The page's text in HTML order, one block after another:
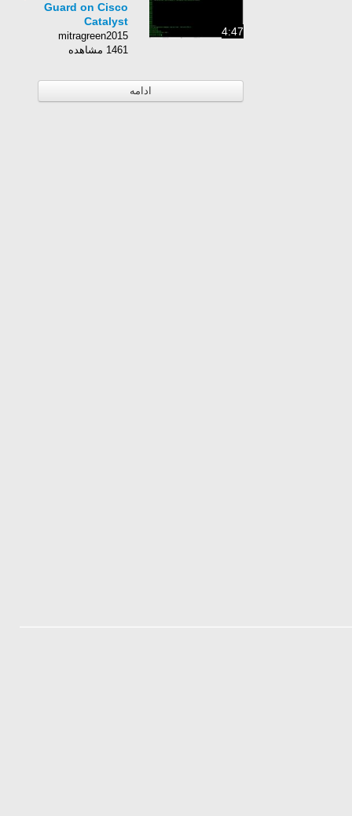
4:47
Guard on Cisco
Catalyst
Switch)switching)
mitragreen2015
1461 مشاهده
ادامه